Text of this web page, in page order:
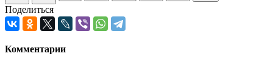
Поделиться
Комментарии